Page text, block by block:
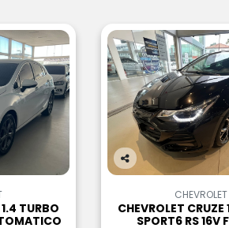
TURBO
Co
pa
rtil
CHEVROLET
CHEVROLET CRUZE
SPORT6 RS 16V